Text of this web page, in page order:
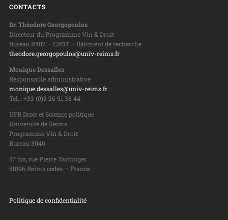
CONTACTS
Dr. Théodore Georgopoulos
Directeur du Programme Vin & Droit
Bureau R407 – CRDT – Bâtiment de recherche
theodore.georgopoulos@univ-reims.fr
Monique Dessalles
Responsable administrative
monique.dessalles@univ-reims.fr
Tel. : +33 (0)3 26 91 38 44
UFR Droit et Science politique
Université de Reims
Programme Vin & Droit
Bureau 3046
57 bis, rue Pierre Taittinger
51096 Reims cedex – France
Politique de confidentialité